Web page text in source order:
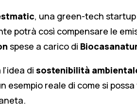
, una green-tech
potrà così compensare le
spese a carico di
di sostenibilità
esempio reale di come si